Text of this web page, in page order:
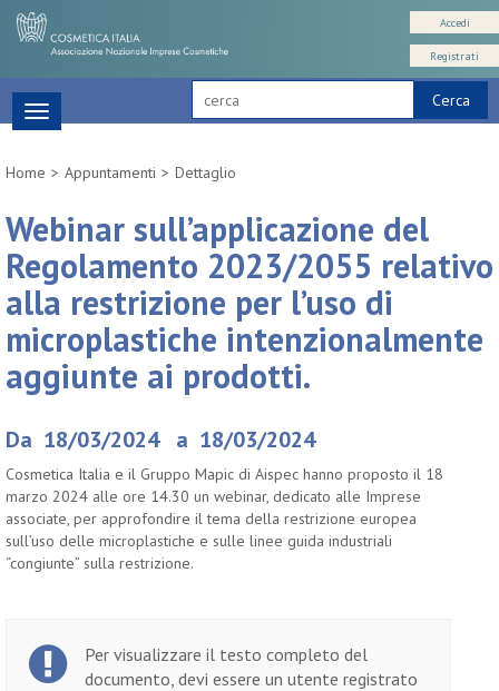
Cerca
Accedi
Registrati
Toggle
navigation
Home
Appuntamenti Dettaglio
Webinar sull’applicazione del
Regolamento 2023/2055 relativo
alla restrizione per l’uso di
microplastiche intenzionalmente
aggiunte ai prodotti.
Da 18/03/2024 a 18/03/2024
Cosmetica Italia e il Gruppo Mapic di Aispec hanno proposto il 18
marzo 2024 alle ore 14.30 un webinar, dedicato alle Imprese
associate, per approfondire il tema della restrizione europea
sull’uso delle microplastiche e sulle linee guida industriali
“congiunte” sulla restrizione.
Per visualizzare il testo completo del
documento, devi essere un utente registrato